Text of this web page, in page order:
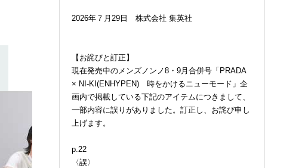
2026年７月29日 株式会社 集英社
【お詫びと訂正】
現在発売中のメンズノンノ8・9月合併号「PRADA
× NI-KI(ENHYPEN) 時をかけるニューモード」企
画内で掲載している下記のアイテムにつきまして、
一部内容に誤りがありました。訂正し、お詫び申し
上げます。
p.22
〈誤〉